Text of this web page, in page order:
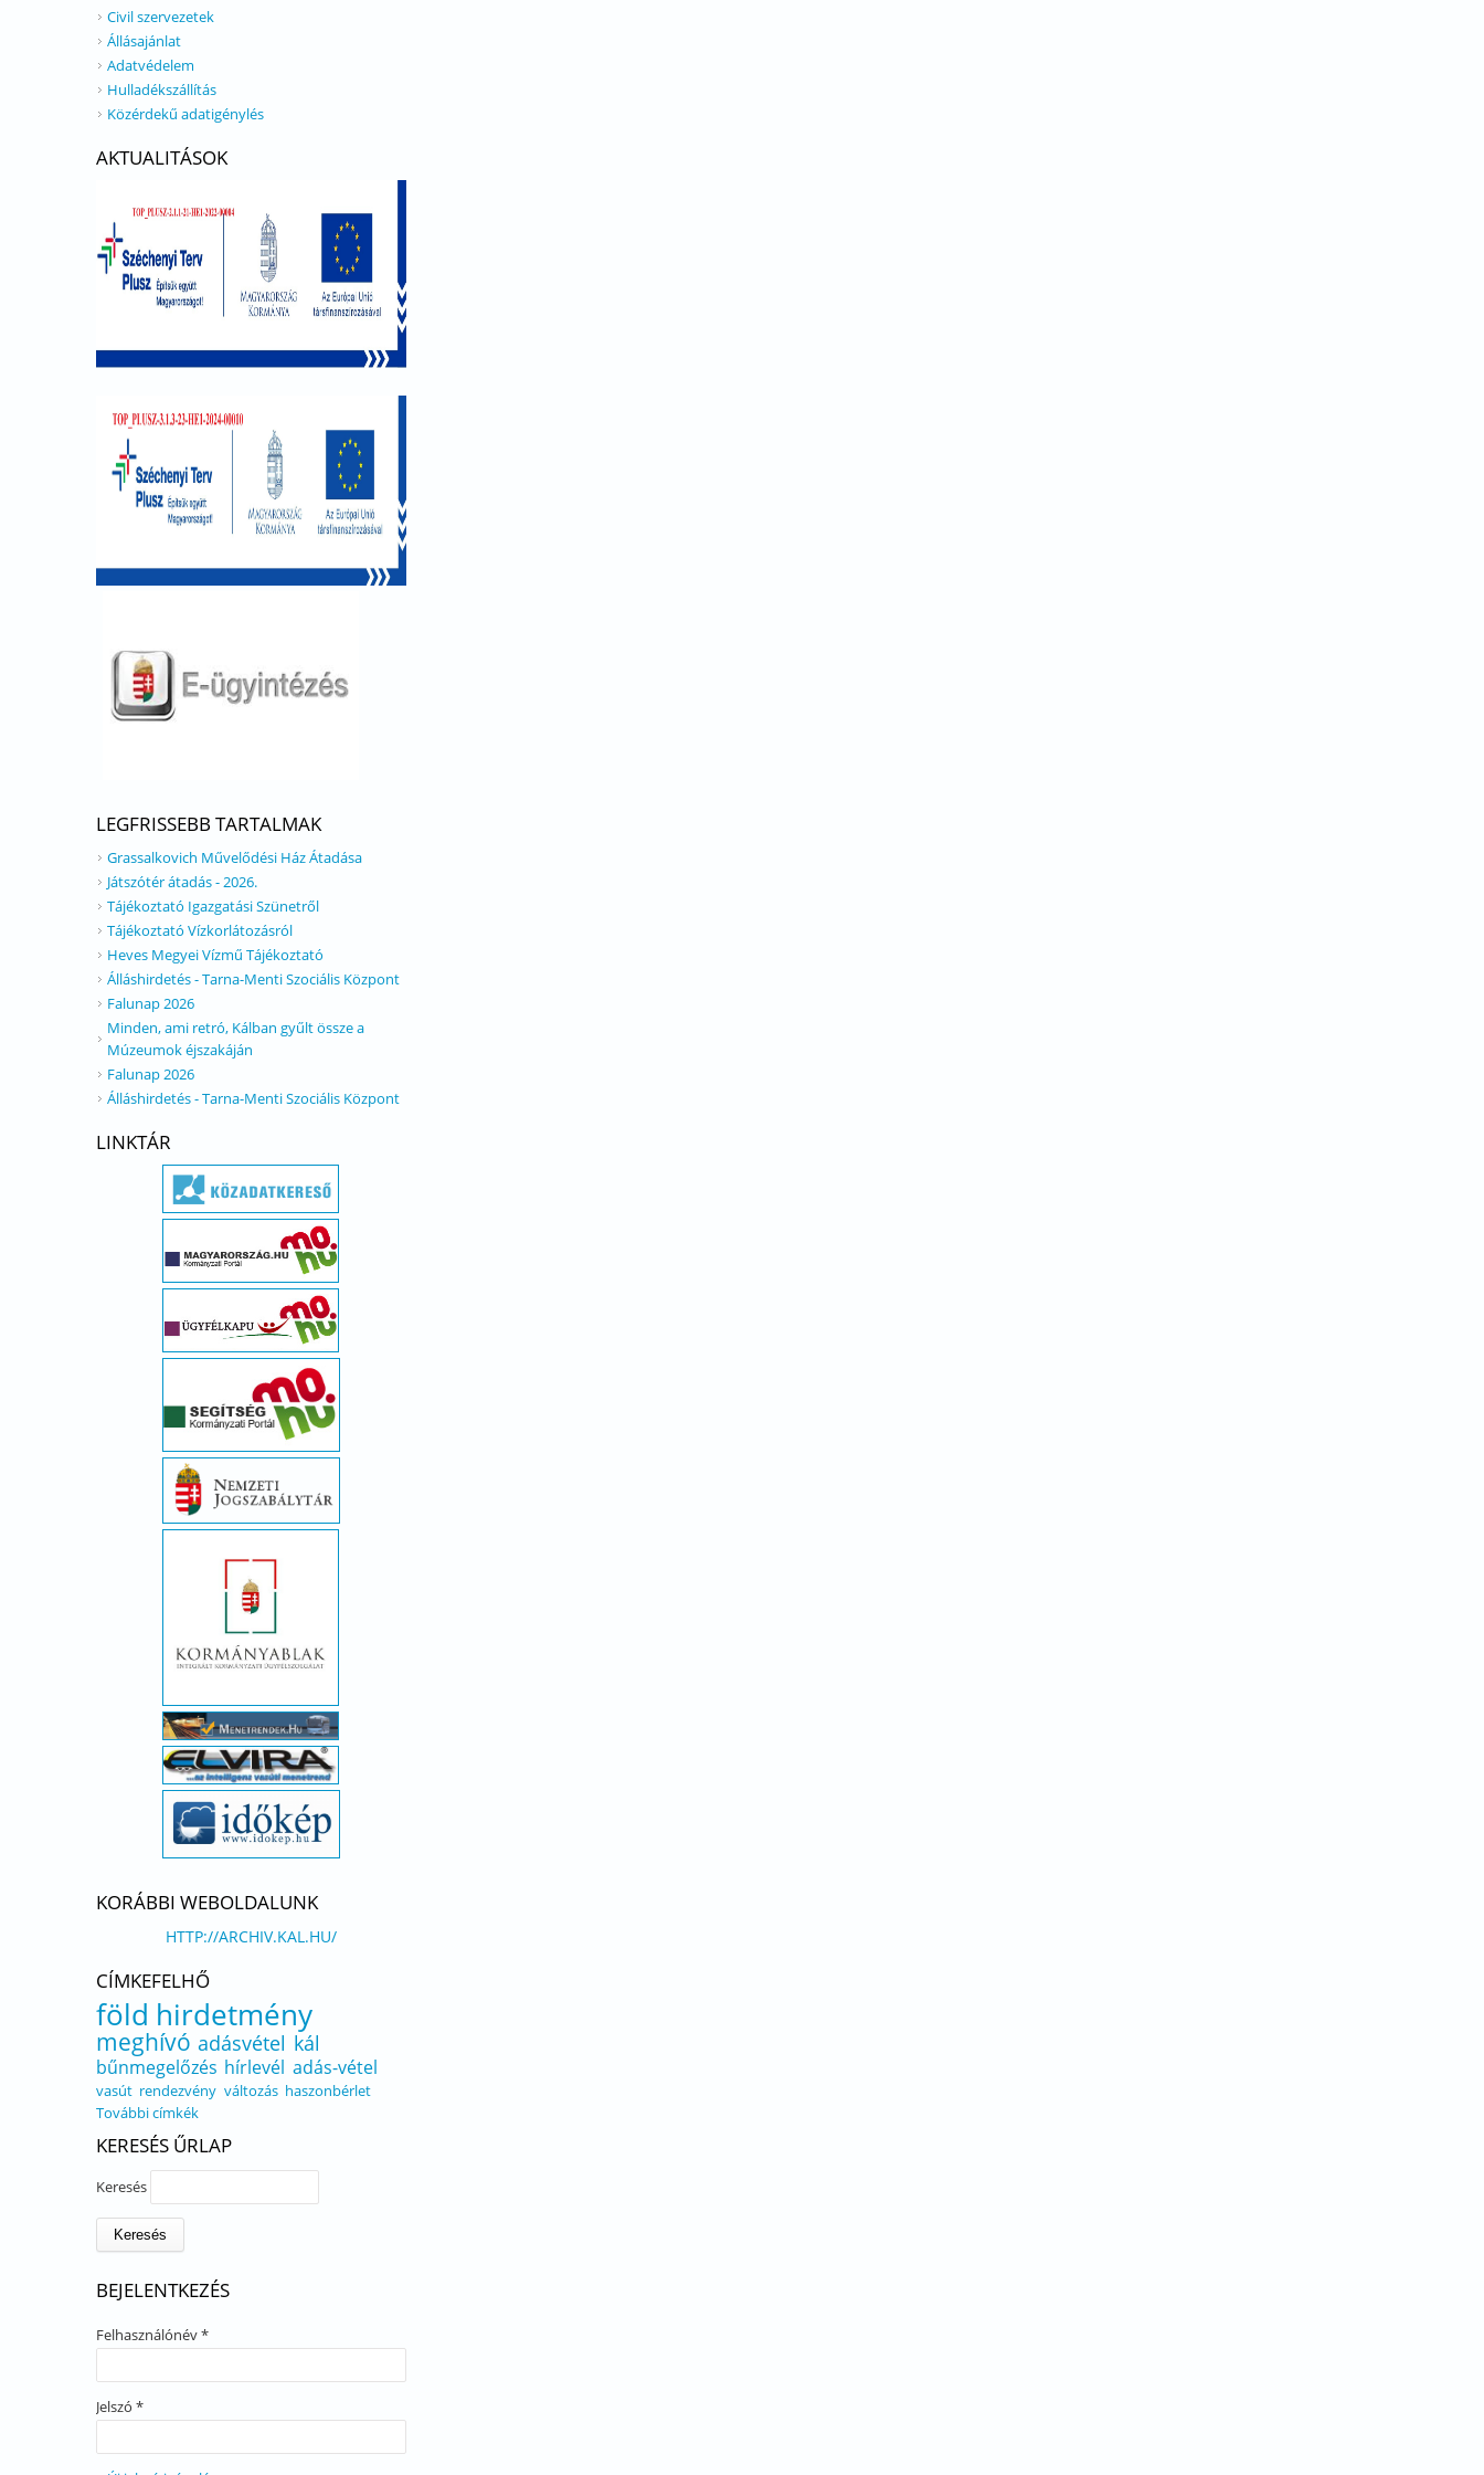
Civil szervezetek
Állásajánlat
Adatvédelem
Hulladékszállítás
Közérdekű adatigénylés
AKTUALITÁSOK
LEGFRISSEBB TARTALMAK
Grassalkovich Művelődési Ház Átadása
Játszótér átadás - 2026.
Tájékoztató Igazgatási Szünetről
Tájékoztató Vízkorlátozásról
Heves Megyei Vízmű Tájékoztató
Álláshirdetés - Tarna-Menti Szociális Központ
Falunap 2026
Minden, ami retró, Kálban gyűlt össze a
Múzeumok éjszakáján
Falunap 2026
Álláshirdetés - Tarna-Menti Szociális Központ
LINKTÁR
KORÁBBI WEBOLDALUNK
HTTP://ARCHIV.KAL.HU/
CÍMKEFELHŐ
föld hirdetmény
meghívó adásvétel kál
bűnmegelőzés hírlevél adás-vétel
vasút rendezvény változás haszonbérlet
További címkék
KERESÉS ŰRLAP
Keresés
BEJELENTKEZÉS
Felhasználónév*
Jelszó *